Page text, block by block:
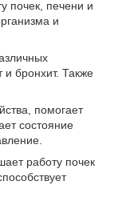
почек, печени и
и
и бронхит. Также
помогает
состояние
работу почек